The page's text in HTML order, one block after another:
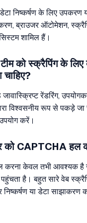
निष्कर्षण के लिए उपकरण
ब्राउजर ऑटोमेशन,
शामिल हैं।
को स्क्रैपिंग के
रेंडरिंग,
विश्वसनीय रूप से पकड़े
करें।
को CAPTCHA हल
केवल तभी आवश्यक है
है। बहुत सारे वेब
या डेटा साझाकरण